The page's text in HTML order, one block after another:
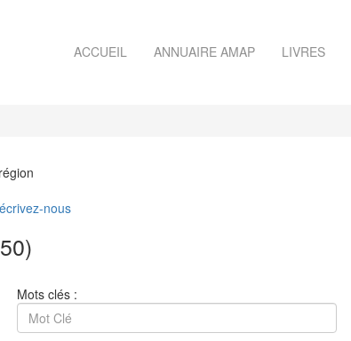
ACCUEIL ANNUAIRE AMAP LIVRES
écrivez-nous
Mots clés :